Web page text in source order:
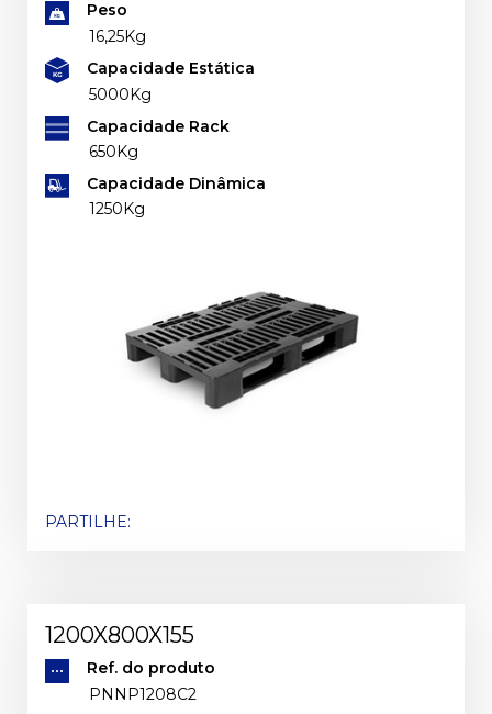
Peso
16,25Kg
Capacidade Estática
5000Kg
Capacidade Rack
650Kg
Capacidade Dinâmica
1250Kg
PARTILHE:
1200X800X155
Ref. do produto
PNNP1208C2